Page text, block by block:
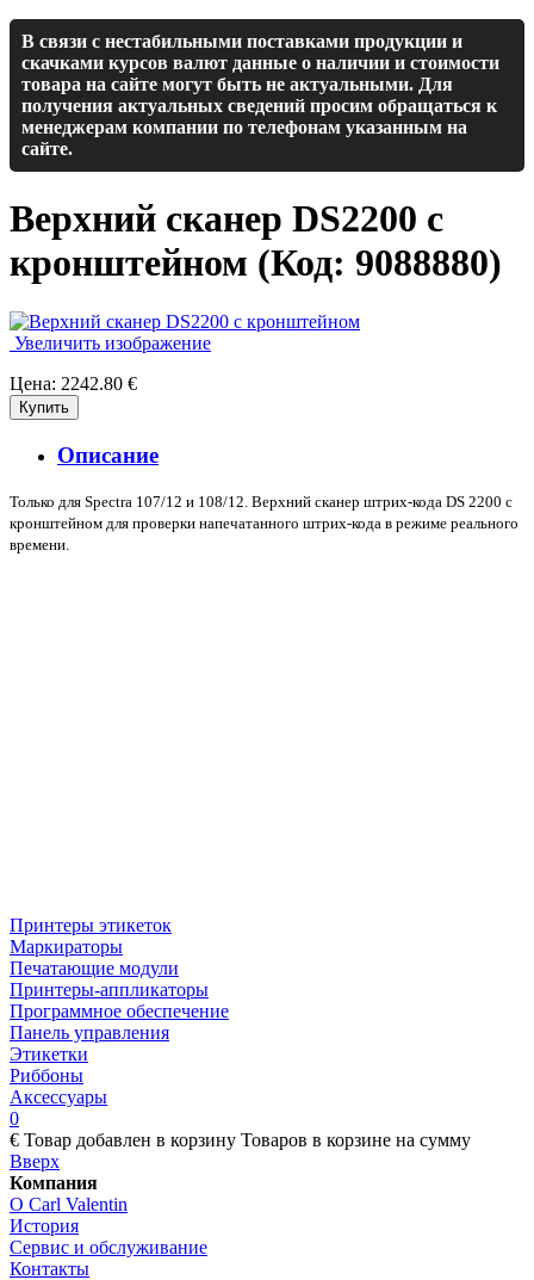
В связи с нестабильными поставками продукции и
скачками курсов валют данные о наличии и стоимости
товара на сайте могут быть не актуальными. Для
получения актуальных сведений просим обращаться к
менеджерам компании по телефонам указанным на
сайте.
Верхний сканер DS2200 с
кронштейном (Код: 9088880)
Увеличить изображение
Цена: 2242.80 €
Описание
Только для Spectra 107/12 и 108/12. Верхний сканер штрих-кода DS 2200 с
кронштейном для проверки напечатанного штрих-кода в режиме реального
времени.
Принтеры этикеток
Маркираторы
Печатающие модули
Принтеры-аппликаторы
Программное обеспечение
Панель управления
Этикетки
Риббоны
Аксессуары
0
€ Товар добавлен в корзину Товаров в корзине на сумму
Вверх
Компания
О Carl Valentin
История
Сервис и обслуживание
Контакты